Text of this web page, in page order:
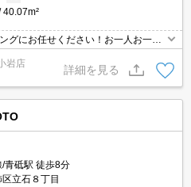
40.07m²
グにお任せください！お一人お一人
ます。分からないことは何でもご相
岩店
詳細を見る
青砥駅 徒歩8分
立石８丁目